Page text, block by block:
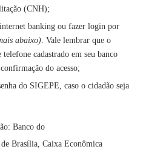
(CNH);
banking ou fazer login por
abaixo) . Vale lembrar que o
cadastrado em seu banco
do acesso;
do SIGEPE, caso o cidadão seja
Banco do
Brasília, Caixa Econômica